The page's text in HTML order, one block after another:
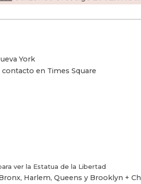
York
contacto en Times Square
ver la Estatua de la Libertad
Harlem, Queens y Brooklyn +